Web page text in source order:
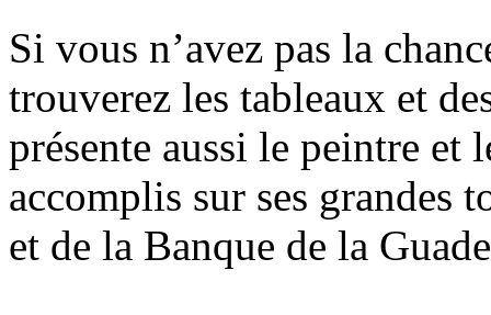
Si vous n’avez pas la
trouverez les tableaux et
présente aussi le peintre et
accomplis sur ses grandes
et de la Banque de la